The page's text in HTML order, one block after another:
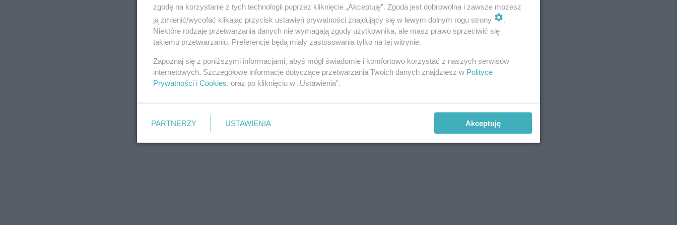
zgodę na korzystanie z tych technologii poprzez kliknięcie „Akceptuję”. Zgoda jest dobrowolna i zawsze możesz
ją zmienić/wycofać klikając przycisk ustawień prywatności znajdujący się w lewym dolnym rogu strony
.
Niektóre rodzaje przetwarzania danych nie wymagają zgody użytkownika, ale masz prawo sprzeciwić się
takiemu przetwarzaniu. Preferencje będą miały zastosowania tylko na tej witrynie.
Zapoznaj się z poniższymi informacjami, abyś mógł świadomie i komfortowo korzystać z naszych serwisów
internetowych. Szczegółowe informacje dotyczące przetwarzania Twoich danych znajdziesz w Polityce
Prywatności i Cookies. oraz po kliknięciu w „Ustawienia”.
PARTNERZY USTAWIENIA Akceptuję